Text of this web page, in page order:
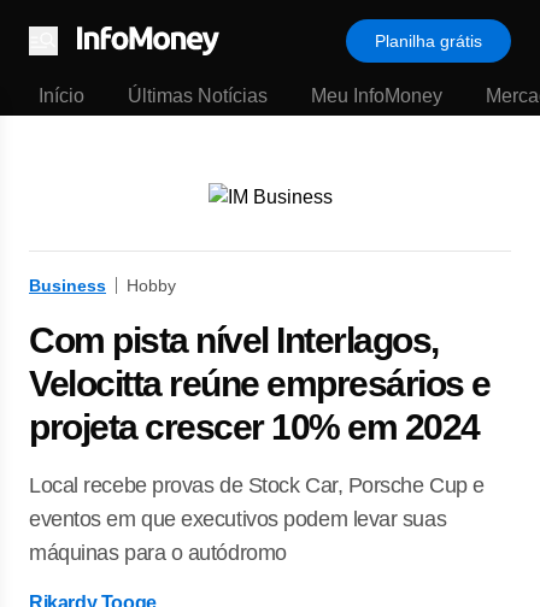
Menu
Planilha grátis
Início Últimas Notícias Meu InfoMoney
Business Hobby
Com pista nível Interlagos,
Velocitta reúne empresários e
projeta crescer 10% em 2024
Local recebe provas de Stock Car, Porsche Cup e
eventos em que executivos podem levar suas
máquinas para o autódromo
Rikardy Tooge